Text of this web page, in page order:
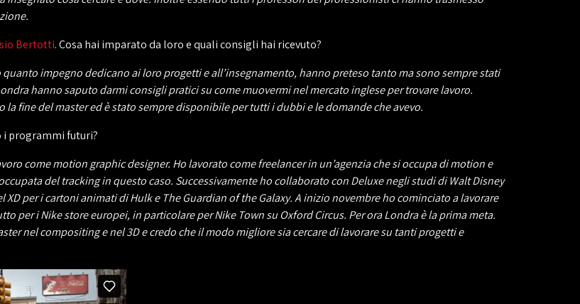
Bertotti. Cosa hai imparato da loro e quali consigli hai ricevuto?
impegno dedicano ai loro progetti e all’insegnamento, hanno preteso tanto ma sono sempre stati
hanno saputo darmi consigli pratici su come muovermi nel mercato inglese per trovare lavoro.
fine del master ed è stato sempre disponibile per tutti i dubbi e le domande che avevo.
i programmi futuri?
come motion graphic designer. Ho lavorato come freelancer in un’agenzia che si occupa di motion e
del tracking in questo caso. Successivamente ho collaborato con Deluxe negli studi di Walt Disney
per i cartoni animati di Hulk e The Guardian of the Galaxy. A inizio novembre ho cominciato a lavorare
per i Nike store europei, in particolare per Nike Town su Oxford Circus. Per ora Londra è la prima meta.
nel compositing e nel 3D e credo che il modo migliore sia cercare di lavorare su tanti progetti e